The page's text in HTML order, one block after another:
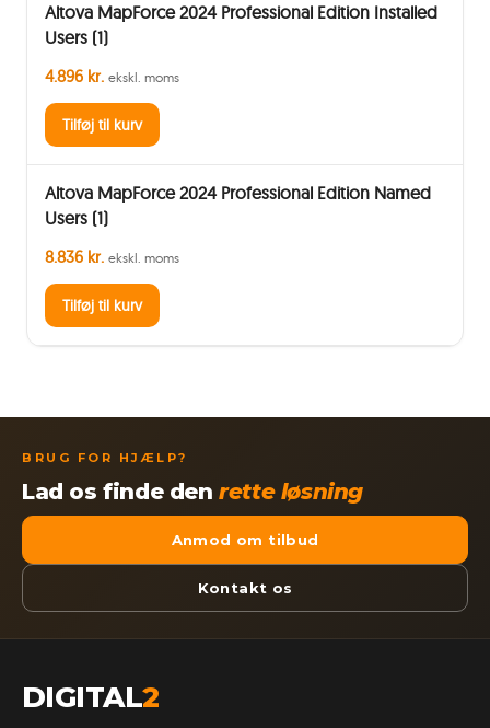
Altova MapForce 2024 Professional Edition Installed
Users (1)
4.896 kr. ekskl. moms
Tilføj til kurv
Altova MapForce 2024 Professional Edition Named
Users (1)
8.836 kr. ekskl. moms
Tilføj til kurv
BRUG FOR HJÆLP?
Lad os finde denrette løsning
Anmod om tilbud
Kontakt os
DIGITAL2